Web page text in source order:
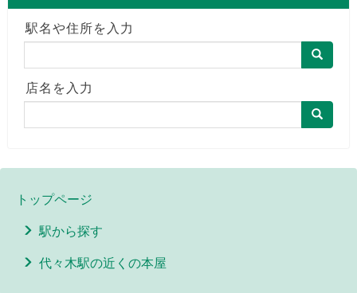
駅名や住所を入力
店名を入力
トップページ
駅から探す
代々木駅の近くの本屋